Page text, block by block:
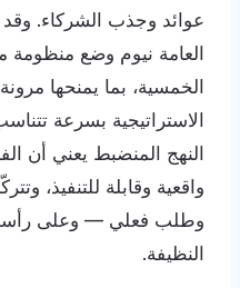
عوائد وجذب الشركاء.
العامة نيوم وضع منظومة
الخمسية، بما يمنحها
الاستراتيجية بسرعة
النهج المنضبط يعني أن
واقعية وقابلة للتنفيذ،
وطلب فعلي — وعلى
النظيفة.